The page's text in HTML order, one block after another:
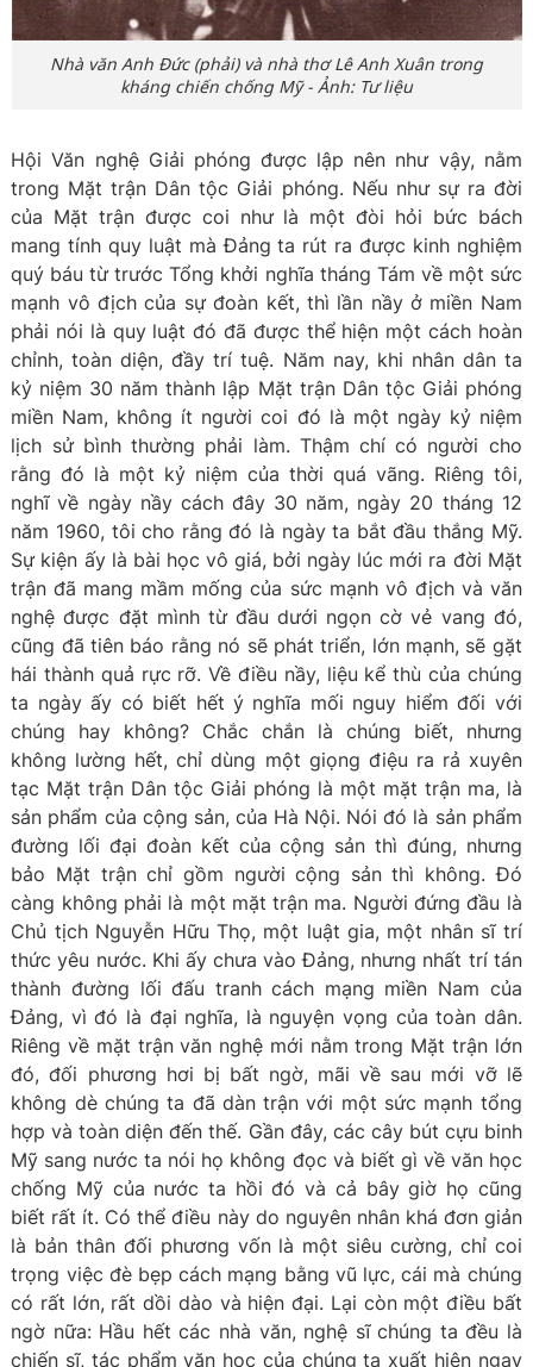
Nhà văn Anh Đức (phải) và nhà thơ Lê Anh Xuân trong
kháng chiến chống Mỹ - Ảnh: Tư liệu
Hội Văn nghệ Giải phóng được lập nên như vậy, nằm
trong Mặt trận Dân tộc Giải phóng. Nếu như sự ra đời
của Mặt trận được coi như là một đòi hỏi bức bách
mang tính quy luật mà Đảng ta rút ra được kinh nghiệm
quý báu từ trước Tổng khởi nghĩa tháng Tám về một sức
mạnh vô địch của sự đoàn kết, thì lần nầy ở miền Nam
phải nói là quy luật đó đã được thể hiện một cách hoàn
chỉnh, toàn diện, đầy trí tuệ. Năm nay, khi nhân dân ta
kỷ niệm 30 năm thành lập Mặt trận Dân tộc Giải phóng
miền Nam, không ít người coi đó là một ngày kỷ niệm
lịch sử bình thường phải làm. Thậm chí có người cho
rằng đó là một kỷ niệm của thời quá vãng. Riêng tôi,
nghĩ về ngày nầy cách đây 30 năm, ngày 20 tháng 12
năm 1960, tôi cho rằng đó là ngày ta bắt đầu thắng Mỹ.
Sự kiện ấy là bài học vô giá, bởi ngày lúc mới ra đời Mặt
trận đã mang mầm mống của sức mạnh vô địch và văn
nghệ được đặt mình từ đầu dưới ngọn cờ vẻ vang đó,
cũng đã tiên báo rằng nó sẽ phát triển, lớn mạnh, sẽ gặt
hái thành quả rực rỡ. Về điều nầy, liệu kể thù của chúng
ta ngày ấy có biết hết ý nghĩa mối nguy hiểm đối với
chúng hay không? Chắc chắn là chúng biết, nhưng
không lường hết, chỉ dùng một giọng điệu ra rả xuyên
tạc Mặt trận Dân tộc Giải phóng là một mặt trận ma, là
sản phẩm của cộng sản, của Hà Nội. Nói đó là sản phẩm
đường lối đại đoàn kết của cộng sản thì đúng, nhưng
bảo Mặt trận chỉ gồm người cộng sản thì không. Đó
càng không phải là một mặt trận ma. Người đứng đầu là
Chủ tịch Nguyễn Hữu Thọ, một luật gia, một nhân sĩ trí
thức yêu nước. Khi ấy chưa vào Đảng, nhưng nhất trí tán
thành đường lối đấu tranh cách mạng miền Nam của
Đảng, vì đó là đại nghĩa, là nguyện vọng của toàn dân.
Riêng về mặt trận văn nghệ mới nằm trong Mặt trận lớn
đó, đối phương hơi bị bất ngờ, mãi về sau mới vỡ lẽ
không dè chúng ta đã dàn trận với một sức mạnh tổng
hợp và toàn diện đến thế. Gần đây, các cây bút cựu binh
Mỹ sang nước ta nói họ không đọc và biết gì về văn học
chống Mỹ của nước ta hồi đó và cả bây giờ họ cũng
biết rất ít. Có thể điều này do nguyên nhân khá đơn giản
là bản thân đối phương vốn là một siêu cường, chỉ coi
trọng việc đè bẹp cách mạng bằng vũ lực, cái mà chúng
có rất lớn, rất dồi dào và hiện đại. Lại còn một điều bất
ngờ nữa: Hầu hết các nhà văn, nghệ sĩ chúng ta đều là
chiến sĩ, tác phẩm văn học của chúng ta xuất hiện ngay